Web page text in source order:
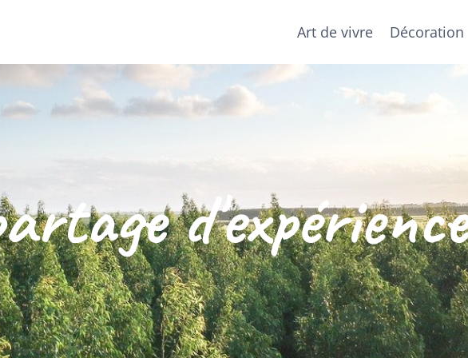
Art de vivre Décoration
d'expérience